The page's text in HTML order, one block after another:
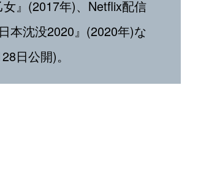
』(2017年)、Netflix配信
本沈没2020』(2020年)な
日公開)。